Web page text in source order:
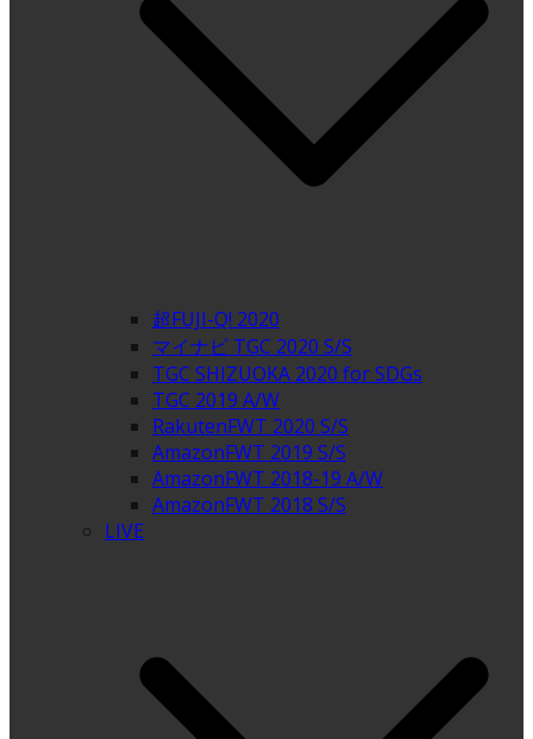
超FUJI-Q! 2020
マイナビ TGC 2020 S/S
TGC SHIZUOKA 2020 for SDGs
TGC 2019 A/W
RakutenFWT 2020 S/S
AmazonFWT 2019 S/S
AmazonFWT 2018-19 A/W
AmazonFWT 2018 S/S
LIVE